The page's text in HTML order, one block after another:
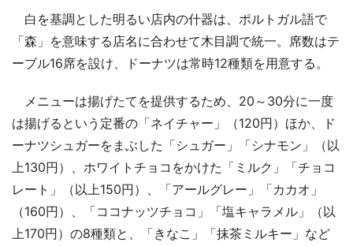
白を基調とした明るい店内の什器は、ポルトガル語で
「森」を意味する店名に合わせて木目調で統一。席数はテ
ーブル16席を設け、ドーナツは常時12種類を用意する。
メニューは揚げたてを提供するため、20～30分に一度
は揚げるという定番の「ネイチャー」（120円）ほか、ド
ーナツシュガーをまぶした「シュガー」「シナモン」（以
上130円）、ホワイトチョコをかけた「ミルク」「チョコ
レート」（以上150円）、「アールグレー」「カカオ」
（160円）、「ココナッツチョコ」「塩キャラメル」（以
上170円）の8種類と、「きなこ」「抹茶ミルキー」など